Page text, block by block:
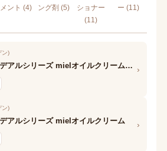
メント (4)
ング剤 (5)
ショナー
(11)
ー (11)
ン)
GARDEN イデアルシリーズ mielオイルクリームリミテッド ›
ン)
アルシリーズ mielオイルクリーム ›